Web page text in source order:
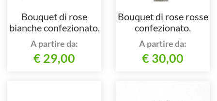
Bouquet di rose
bianche confezionato.
A partire da:
€ 29,00
Bouquet di rose rosse
confezionato.
A partire da:
€ 30,00